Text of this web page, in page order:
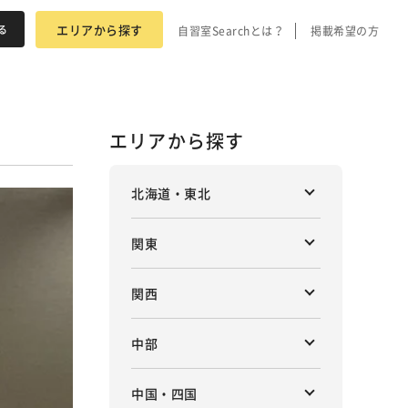
エリアから探す 自習室Searchとは？ 掲載希望の方
エリアから探す
北海道・東北
関東
関西
中部
中国・四国